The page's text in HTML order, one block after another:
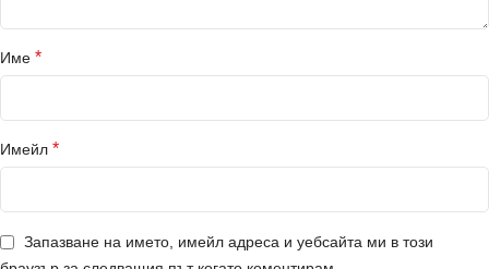
Име *
Имейл *
Запазване на името, имейл адреса и уебсайта ми в този